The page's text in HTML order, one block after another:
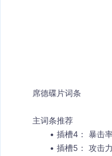
席德碟片词条
主词条推荐
插槽4： 暴击
插槽5： 攻击